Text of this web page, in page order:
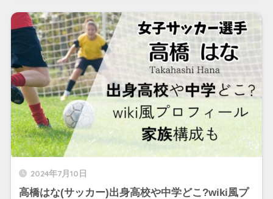
2024年7月10日
高橋はな(サッカー)出身高校や中学どこ?wiki風プ